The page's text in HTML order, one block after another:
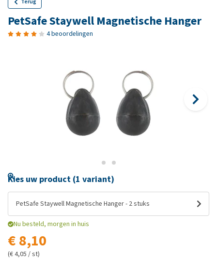
PetSafe Staywell Magnetische Hanger
4 beoordelingen
Kies uw product (1 variant)
PetSafe Staywell Magnetische Hanger - 2 stuks
Nu besteld, morgen in huis
€ 8,10
(€ 4,05 / st)